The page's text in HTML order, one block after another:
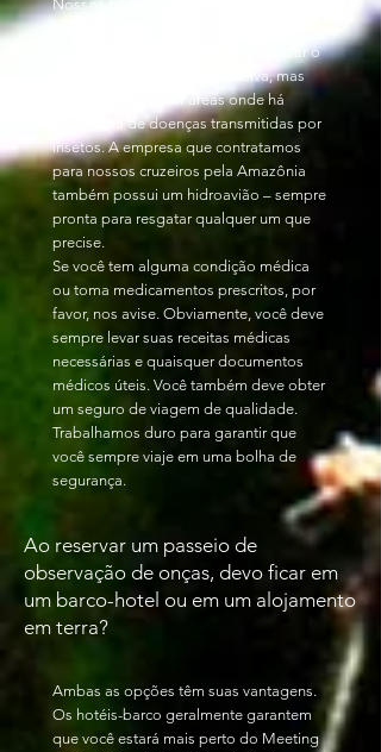
Nossos passeios pela Amazônia
projetados não apenas para vivenciar o
melhor da flora e fauna da selva, mas
também para evitar áreas onde há
ocorrência de doenças transmitidas por
insetos. A empresa que contratamos
para nossos cruzeiros pela Amazônia
também possui um hidroavião – sempre
pronta para resgatar qualquer um que
precise.
Se você tem alguma condição médica
ou toma medicamentos prescritos, por
favor, nos avise. Obviamente, você deve
sempre levar suas receitas médicas
necessárias e quaisquer documentos
médicos úteis. Você também deve obter
um seguro de viagem de qualidade.
Trabalhamos duro para garantir que
você sempre viaje em uma bolha de
segurança.
Ao reservar um passeio de
observação de onças, devo ficar em
um barco-hotel ou em um alojamento
em terra?
Ambas as opções têm suas vantagens.
Os hotéis-barco geralmente garantem
que você estará mais perto do Meeting